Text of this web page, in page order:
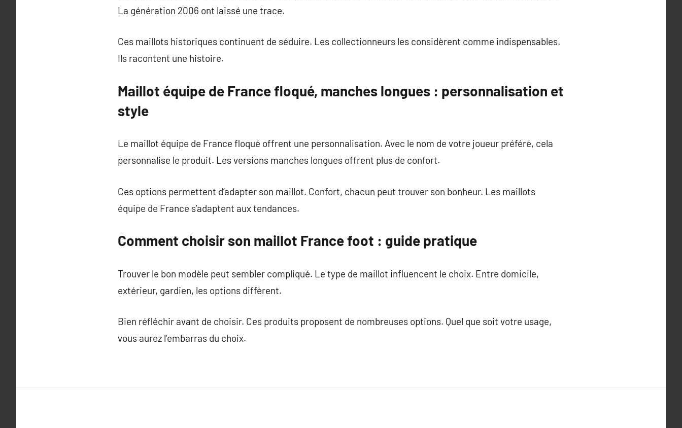
La génération 2006 ont laissé une trace.
Ces maillots historiques continuent de séduire. Les collectionneurs les considèrent comme indispensables.
Ils racontent une histoire.
Maillot équipe de France floqué, manches longues : personnalisation et
style
Le maillot équipe de France floqué offrent une personnalisation. Avec le nom de votre joueur préféré, cela
personnalise le produit. Les versions manches longues offrent plus de confort.
Ces options permettent d’adapter son maillot. Confort, chacun peut trouver son bonheur. Les maillots
équipe de France s’adaptent aux tendances.
Comment choisir son maillot France foot : guide pratique
Trouver le bon modèle peut sembler compliqué. Le type de maillot influencent le choix. Entre domicile,
extérieur, gardien, les options diffèrent.
Bien réfléchir avant de choisir. Ces produits proposent de nombreuses options. Quel que soit votre usage,
vous aurez l’embarras du choix.